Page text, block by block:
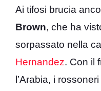
Ai tifosi brucia
Brown, che ha
sorpassato nella
Hernandez. Con il
l’Arabia, i